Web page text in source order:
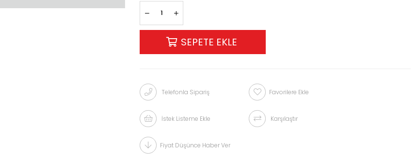
Telefonla Sipariş Favorilere Ekle
İstek Listeme Ekle Karşılaştır
Fiyat Düşünce Haber Ver